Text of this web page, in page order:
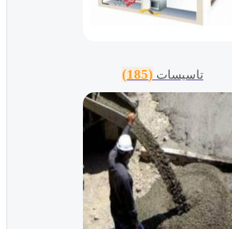
تاسیسات (185)